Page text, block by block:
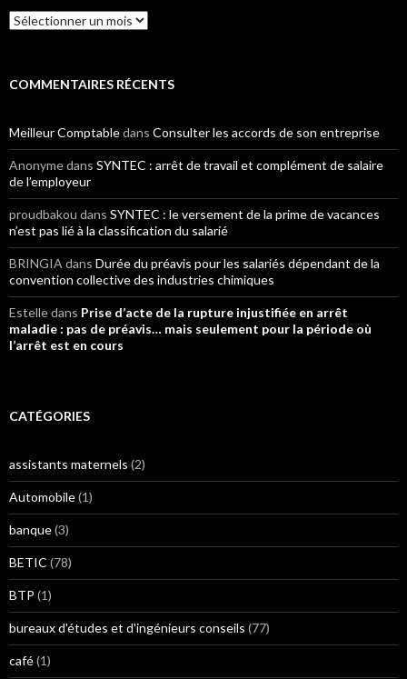
Archives
COMMENTAIRES RÉCENTS
Meilleur Comptabledans Consulter les accords de son entreprise
Anonymedans SYNTEC : arrêt de travail et complément de salaire
de l’employeur
proudbakou dans SYNTEC : le versement de la prime de vacances
n’est pas lié à la classification du salarié
BRINGIA dans Durée du préavis pour les salariés dépendant de la
convention collective des industries chimiques
Estelledans Prise d’acte de la rupture injustifiée en arrêt
maladie : pas de préavis… mais seulement pour la période où
l’arrêt est en cours
CATÉGORIES
assistants maternels (2)
Automobile(1)
banque(3)
BETIC (78)
BTP (1)
bureaux d'études et d'ingénieurs conseils (77)
café(1)